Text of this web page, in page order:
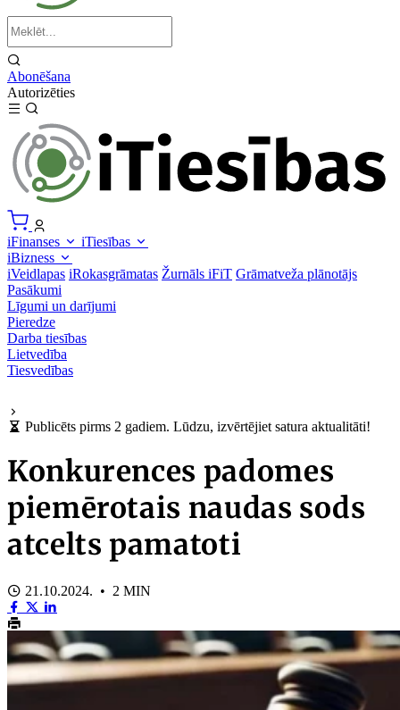
Abonēšana
Autorizēties
iFinanses
iTiesības
iBizness
iVeidlapas iRokasgrāmatas Žurnāls iFiT Grāmatveža plānotājs
Pasākumi
Līgumi un darījumi
Pieredze
Darba tiesības
Lietvedība
Tiesvedības
Publicēts pirms 2 gadiem. Lūdzu, izvērtējiet satura aktualitāti!
Konkurences padomes
piemērotais naudas sods
atcelts pamatoti
21.10.2024. • 2 MIN